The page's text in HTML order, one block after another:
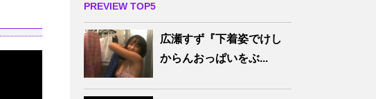
PREVIEW TOP5
広瀬すず『下着姿でけし
からんおっぱいをぶ...